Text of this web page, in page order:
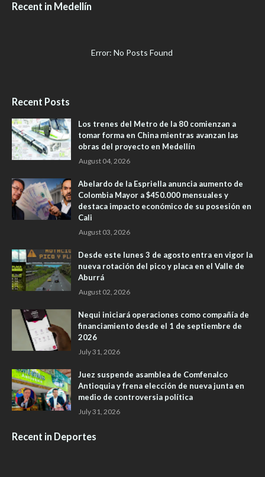
Recent in Medellín
Error: No Posts Found
Recent Posts
Los trenes del Metro de la 80 comienzan a
tomar forma en China mientras avanzan las
obras del proyecto en Medellín
August 04, 2026
Abelardo de la Espriella anuncia aumento de
Colombia Mayor a $450.000 mensuales y
destaca impacto económico de su posesión en
Cali
August 03, 2026
Desde este lunes 3 de agosto entra en vigor la
nueva rotación del pico y placa en el Valle de
Aburrá
August 02, 2026
Nequi iniciará operaciones como compañía de
financiamiento desde el 1 de septiembre de
2026
July 31, 2026
Juez suspende asamblea de Comfenalco
Antioquia y frena elección de nueva junta en
medio de controversia política
July 31, 2026
Recent in Deportes